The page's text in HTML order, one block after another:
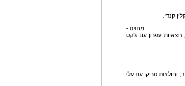
קנדי.
-
עפרון עם ג'קט
חצאיות צרות.
וחולצות טריקו עם עלי